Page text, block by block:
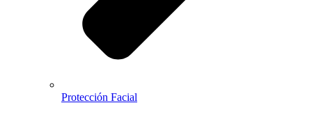
Protección Facial